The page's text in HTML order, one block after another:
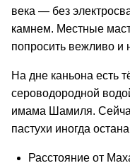
века — без
камнем. Местные
попросить вежливо и
На дне каньона есть
сероводородной
имама Шамиля.
пастухи иногда
Расстояние от